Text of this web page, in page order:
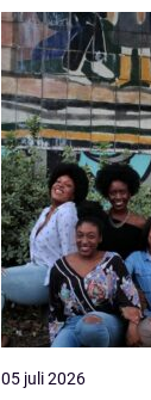
05 juli 2026